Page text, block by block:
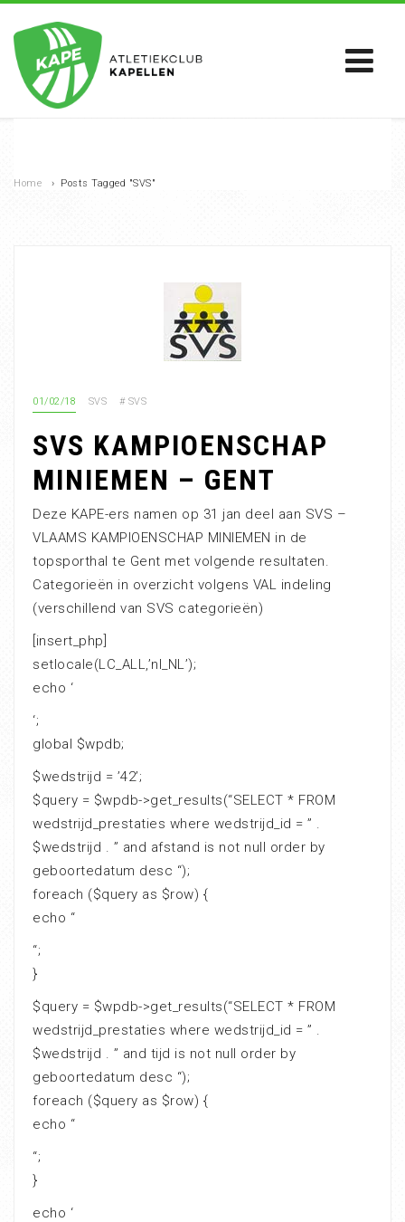
Home › Posts Tagged "SVS"
01/02/18 SVS # SVS
SVS KAMPIOENSCHAP
MINIEMEN – GENT
Deze KAPE-ers namen op 31 jan deel aan SVS –
VLAAMS KAMPIOENSCHAP MINIEMEN in de
topsporthal te Gent met volgende resultaten.
Categorieën in overzicht volgens VAL indeling
(verschillend van SVS categorieën)
[insert_php]
setlocale(LC_ALL,’nl_NL’);
echo ‘
‘;
global $wpdb;
$wedstrijd = ’42’;
$query = $wpdb->get_results(“SELECT * FROM
wedstrijd_prestaties where wedstrijd_id = ” .
$wedstrijd . ” and afstand is not null order by
geboortedatum desc “);
foreach ($query as $row) {
echo “
“;
}
$query = $wpdb->get_results(“SELECT * FROM
wedstrijd_prestaties where wedstrijd_id = ” .
$wedstrijd . ” and tijd is not null order by
geboortedatum desc “);
foreach ($query as $row) {
echo “
“;
}
echo ‘